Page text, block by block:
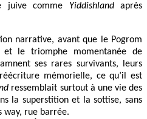
juive comme Yiddishlandaprès
narrative, avant que le Pogrom
et le triomphe momentanée de
ses rares survivants, leurs
mémorielle, ce qu’il est
ressemblait surtout à une vie des
la superstition et la sottise, sans
way, rue barrée.